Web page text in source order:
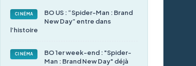
CINÉMA
BO US : “Spider-Man : Brand
New Day” entre dans
l’histoire
CINÉMA
BO 1er week-end : "Spider-
Man : Brand New Day" déjà